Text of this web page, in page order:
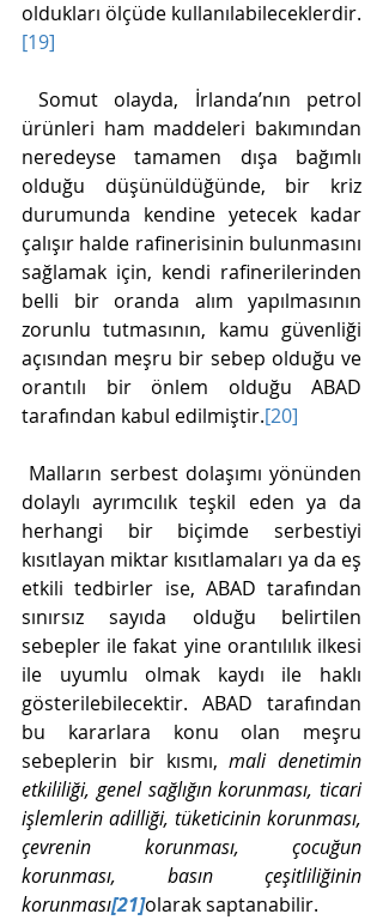
[19]
ürünleri ham maddeleri bakımından
neredeyse tamamen dışa bağımlı
olduğu düşünüldüğünde, bir kriz
durumunda kendine yetecek kadar
çalışır halde rafinerisinin bulunmasını
sağlamak için, kendi rafinerilerinden
belli bir oranda alım yapılmasının
zorunlu tutmasının, kamu güvenliği
açısından meşru bir sebep olduğu ve
orantılı bir önlem olduğu ABAD
tarafından kabul edilmiştir.[20]
dolaylı ayrımcılık teşkil eden ya da
herhangi bir biçimde serbestiyi
kısıtlayan miktar kısıtlamaları ya da eş
etkili tedbirler ise, ABAD tarafından
sınırsız sayıda olduğu belirtilen
sebepler ile fakat yine orantılılık ilkesi
ile uyumlu olmak kaydı ile haklı
gösterilebilecektir. ABAD tarafından
bu kararlara konu olan meşru
sebeplerin bir kısmı, mali denetimin
etkililiği, genel sağlığın korunması, ticari
işlemlerin adilliği, tüketicinin korunması,
çevrenin korunması, çocuğun
korunması, basın çeşitliliğinin
korunması[21]olarak saptanabilir.